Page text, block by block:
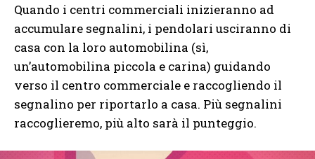
Quando i centri commerciali inizieranno ad
accumulare segnalini, i pendolari usciranno di
casa con la loro automobilina (sì,
un’automobilina piccola e carina) guidando
verso il centro commerciale e raccogliendo il
segnalino per riportarlo a casa. Più segnalini
raccoglieremo, più alto sarà il punteggio.